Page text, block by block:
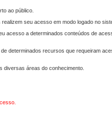
ao público.
seu acesso em modo logado no
acesso a determinados conteúdos de
determinados recursos que requeiram
diversas áreas do conhecimento.